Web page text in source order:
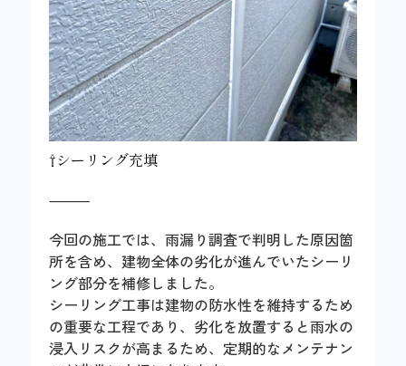
⇧シーリング充填
⸻
今回の施工では、雨漏り調査で判明した原因箇
所を含め、建物全体の劣化が進んでいたシーリ
ング部分を補修しました。
シーリング工事は建物の防水性を維持するため
の重要な工程であり、劣化を放置すると雨水の
浸入リスクが高まるため、定期的なメンテナン